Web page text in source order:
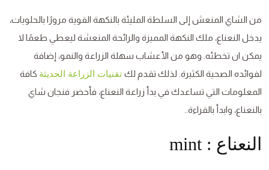
من الشاي المنعش إلى السلطة المليئة بالنكهة القوية مرورًا بالحلويات،
يدخل النعناع، ملك النكهة المميزة والرائحة المنعشة ليعطي طعمًا لا
يمكن ان تخطئه. وهو من الأعشاب سهلة الزراعة والنمو، إضافة
لفوائده الصحية الكثيرة. لذلك تقدم لك تقنيات الزراعة الحديثة كافة
المعلومات التي تساعدك في بدأ زراعة النعناع، فأحضر فنجان شاي
بالنعناع، وابدأ بالقراءة..
النعناع : mint